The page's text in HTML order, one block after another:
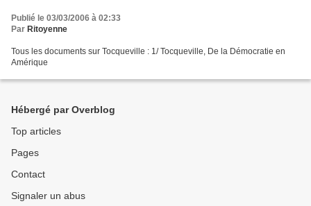
Publié le 03/03/2006 à 02:33
Par Ritoyenne
Tous les documents sur Tocqueville : 1/ Tocqueville, De la Démocratie en
Amérique
Hébergé par Overblog
Top articles
Pages
Contact
Signaler un abus